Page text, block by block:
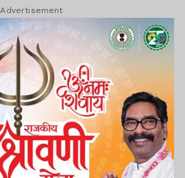
Advertisement